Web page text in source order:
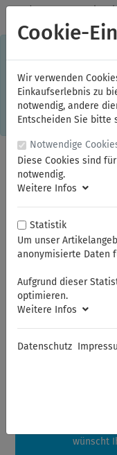
✓Jeden Monat starke
Kostenlose Lieferung
Einkaufserlebnis.
Informationen oder
gespeichert. Ohne
Online-Shops
einverstanden,
Motor, Öldienst,
zwischen
Ihre
wünscht
Cookie-
Wir verwenden
Einkaufserlebnis zu
notwendig, andere
Entscheiden Sie bitte
Notwendige
Diese Cookies sind
notwendig.
Weitere Infos
Statistik
Um unser
anonymisierte Daten
Aufgrund dieser
optimieren.
Weitere Infos
Datenschutz